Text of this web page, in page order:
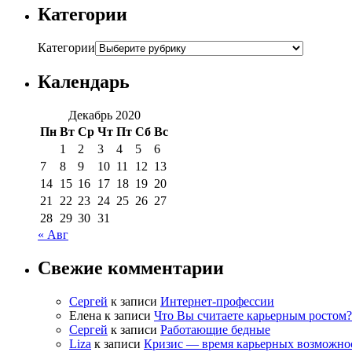
Категории
Категории
Календарь
Декабрь 2020
Пн Вт Ср Чт Пт Сб Вс
1
2 3 4 5
6
7
8 9 10 11 12 13
14 15 16 17 18 19 20
21
22 23 24 25 26 27
28 29 30 31
« Авг
Свежие комментарии
Сергей к записи Интернет-профессии
Елена к записи Что Вы считаете карьерным ростом?
Сергей к записи Работающие бедные
Liza к записи Кризис — время карьерных